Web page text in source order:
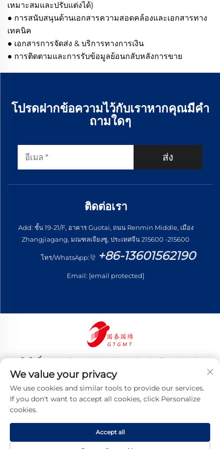
เหมาะสมและปรับแต่งได้)
● การสนับสนุนด้านเอกสารความสอดคล้องและเอกสารทาง
เทคนิค
● เอกสารการจัดส่ง & บริการทางการเงิน
● การติดตามและการรับข้อมูลย้อนกลับหลังการขาย
โปรดฝากข้อความไว้กับเราหากคุณมีคำ
ถามใดๆ
ส่ง
ติดต่อเรา
Add: ชั้น 19-21/F, อาคาร Guotai, ถนน Renmin Middle, เมือง
Zhangjiagang, มณฑลเจียงซู, ประเทศจีน 215600 -215600
โทร/WhatsApp: +86-13601562190
Email: [email protected]
ลิขสิทธิ์ © 2026 Jiangsu Guotai Guomian Trading Co., Ltd.
สงวนลิขสิทธิ์ทั้งหมด
นโยบายความเป็นส่วนตัว
We value your privacy
We use cookies and similar tools to provide our services.
If you don't want to accept all cookies, click Personalize
cookies.
Accept all